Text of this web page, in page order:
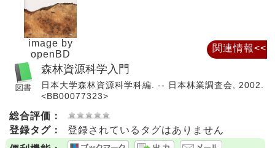
image by
openBD
森林資源科学入門
日本大学森林資源科学科編. -- 日本林業調査会, 2002.
<BB00077323>
総合評価：
登録タグ：
登録されているタグはありません
関連情報<<